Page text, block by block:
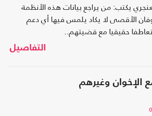
يكتب: من يراجع بيانات هذه الأنظمة
الأقصى لا يكاد يلمس فيها أي دعم
حقيقيا مع قضيتهم..
التفاصيل
الإخوان وغيرهم